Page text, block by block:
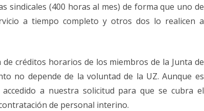
sindicales (400 horas al mes) de forma que uno de
a tiempo completo y otros dos lo realicen a
créditos horarios de los miembros de la Junta de
no depende de la voluntad de la UZ. Aunque es
a nuestra solicitud para que se cubra el
de personal interino.